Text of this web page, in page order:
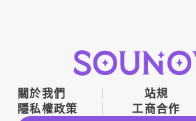
關於我們 站規
隱私權政策
工商合作